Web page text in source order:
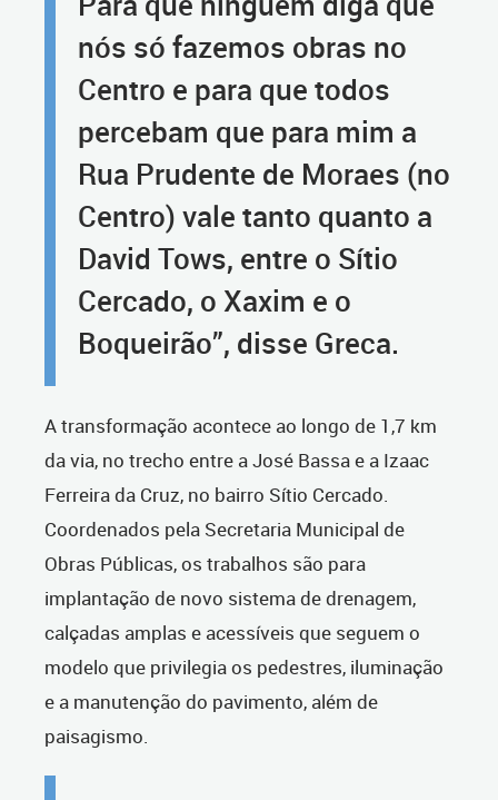
nós só fazemos obras no
Centro e para que todos
percebam que para mim a
Rua Prudente de Moraes (no
Centro) vale tanto quanto a
David Tows, entre o Sítio
Cercado, o Xaxim e o
Boqueirão”, disse Greca.
A transformação acontece ao longo de 1,7 km
da via, no trecho entre a José Bassa e a Izaac
Ferreira da Cruz, no bairro Sítio Cercado.
Coordenados pela Secretaria Municipal de
Obras Públicas, os trabalhos são para
implantação de novo sistema de drenagem,
calçadas amplas e acessíveis que seguem o
modelo que privilegia os pedestres, iluminação
e a manutenção do pavimento, além de
paisagismo.